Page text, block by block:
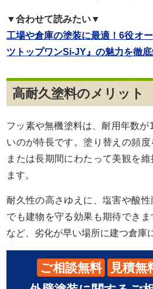
▼合わせて読みたい▼
工場や倉庫の塗装に最適！6役オ
ツトップワンSi-JY』の魅力を徹底
高耐久塗料のメリット
フッ素や無機塗料は、耐用年数
いのが特長です。塗り替えの頻度
または長期間にわたって美観を
ます。
耐久性の高さゆえに、塩害や酸
でも建物を守る効果も期待でき
など、劣化が早い場所に建つ倉庫
ご相談無料 見積無